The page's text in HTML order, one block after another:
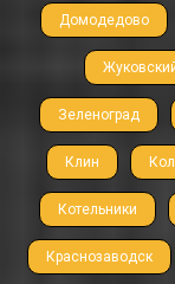
Домодедово
Зеленоград
Клин
Котельники
Краснозаводск